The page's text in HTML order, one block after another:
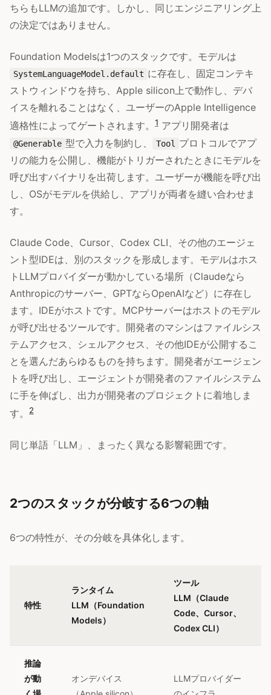
ちらもLLMの追加です。しかし、同じエンジニアリング上
の決定ではありません。
Foundation Modelsは1つのスタックです。モデルは
SystemLanguageModel.default に存在し、固定コンテキ
ストウィンドウを持ち、Apple silicon上で動作し、デバ
イスを離れることはなく、ユーザーのApple Intelligence
適格性によってゲートされます。
1 アプリ開発者は
@Generable 型で入力を制約し、 Tool
プロトコルでアプ
リの能力を公開し、機能がトリガーされたときにモデルを
呼び出すバイナリを出荷します。ユーザーが機能を呼び出
し、OSがモデルを供給し、アプリが両者を縫い合わせま
す。
Claude Code、Cursor、Codex CLI、その他のエージェ
ント型IDEは、別のスタックを形成します。モデルはホス
トLLMプロバイダーが動かしている場所（Claudeなら
Anthropicのサーバー、GPTならOpenAIなど）に存在し
ます。IDEがホストです。MCPサーバーはホストのモデル
が呼び出せるツールです。開発者のマシンはファイルシス
テムアクセス、シェルアクセス、その他IDEが公開するこ
とを選んだあらゆるものを持ちます。開発者がエージェン
トを呼び出し、エージェントが開発者のファイルシステム
に手を伸ばし、出力が開発者のプロジェクトに着地しま
す。
2
同じ単語「LLM」、まったく異なる影響範囲です。
2つのスタックが分岐する6つの軸
6つの特性が、その分岐を具体化します。
特性
ランタイム
LLM（Foundation
Models）
ツール
LLM（Claude
Code、Cursor、
Codex CLI）
推論
が動
オンデバイス
LLMプロバイダー